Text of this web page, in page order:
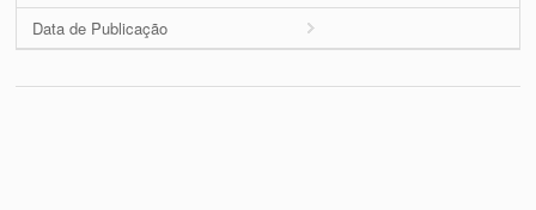
Data de Publicação